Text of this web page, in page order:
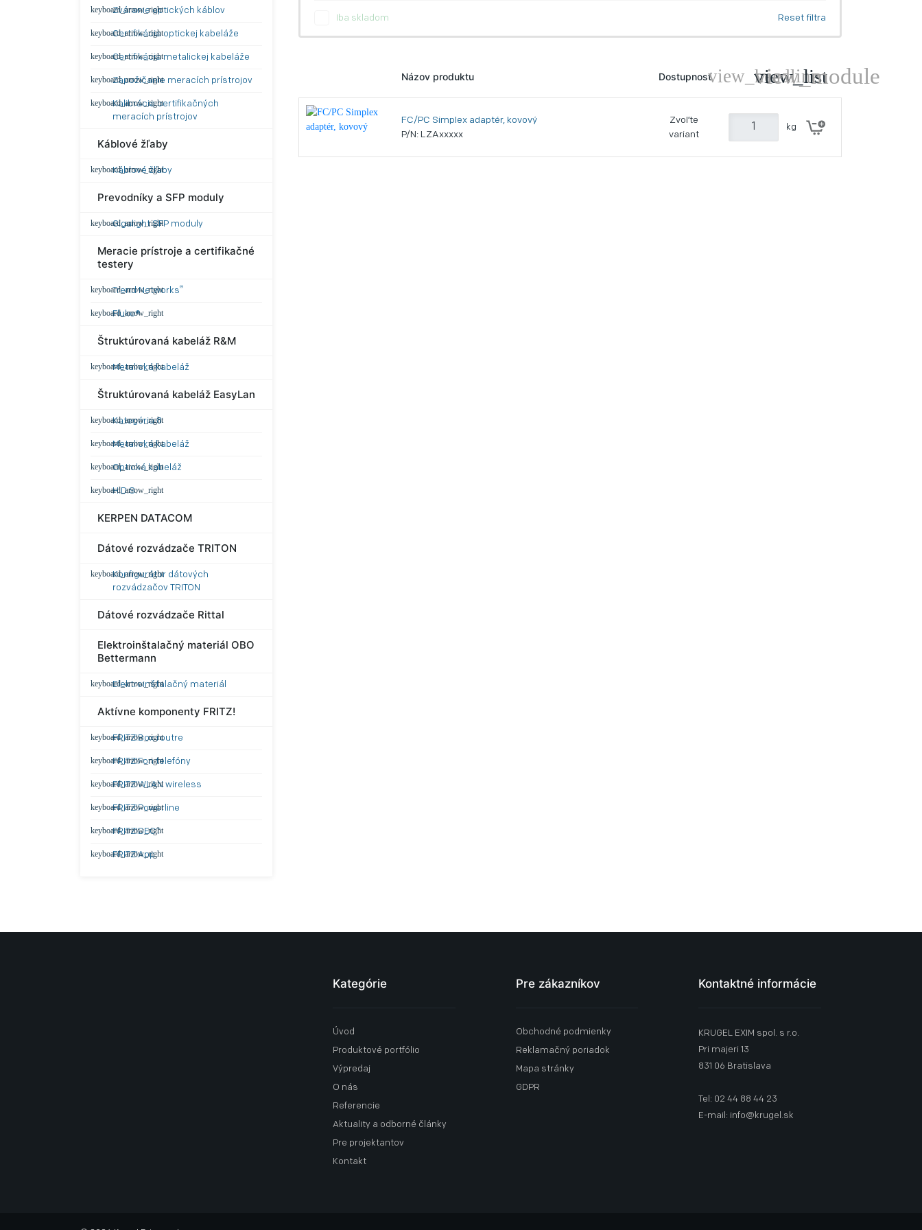
Zváranie optických káblov
Certifikácia optickej kabeláže
Certifikácia metalickej kabeláže
Zapožičanie meracích prístrojov
Kalibrácia certifikačných
meracích prístrojov
Káblové žľaby
Káblové žľaby
Prevodníky a SFP moduly
Gigalight SFP moduly
Meracie prístroje a certifikačné
testery
Trend Networks®
Fluke®
Štruktúrovaná kabeláž R&M
Metalická kabeláž
Štruktúrovaná kabeláž EasyLan
Kategória 8
Metalická kabeláž
Optická kabeláž
H.D.S.
KERPEN DATACOM
Dátové rozvádzače TRITON
Konfigurátor dátových
rozvádzačov TRITON
Dátové rozvádzače Rittal
Elektroinštalačný materiál OBO
Bettermann
Elektroinštalačný materiál
Aktívne komponenty FRITZ!
FRITZ!Box routre
FRITZ!Fon telefóny
FRITZ!WLAN wireless
FRITZ!Powerline
FRITZ!DECT
FRITZ!App
Iba skladom Reset filtra
Názov produktu Dostupnosť
FC/PC Simplex adaptér, kovový
P/N: LZAxxxxx
Zvoľte
variant
kg
Kategórie
Úvod
Produktové portfólio
Výpredaj
O nás
Referencie
Aktuality a odborné články
Pre projektantov
Kontakt
Pre zákazníkov
Obchodné podmienky
Reklamačný poriadok
Mapa stránky
GDPR
Kontaktné informácie
KRUGEL EXIM spol. s r.o.
Pri majeri 13
831 06 Bratislava
Tel: 02 44 88 44 23
E-mail: info@krugel.sk